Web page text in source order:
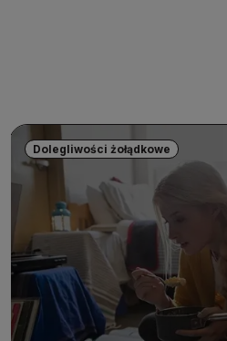
Dolegliwości żołądkowe